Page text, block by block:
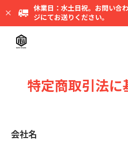
休業日：水土日祝。お問い合
ジにてお送りください。
特定商取引法に
会社名